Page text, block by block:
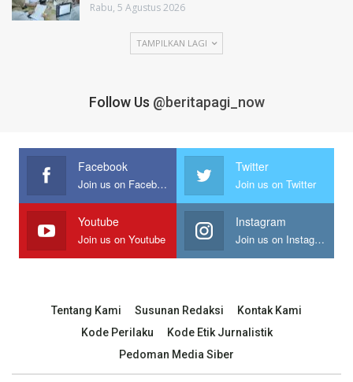
Rabu, 5 Agustus 2026
TAMPILKAN LAGI
Follow Us @beritapagi_now
Facebook
Join us on Facebook
Twitter
Join us on Twitter
Youtube
Join us on Youtube
Instagram
Join us on Instagram
Tentang Kami Susunan Redaksi
Kontak Kami
Kode Perilaku
Kode Etik Jurnalistik
Pedoman Media Siber